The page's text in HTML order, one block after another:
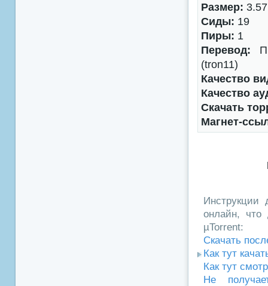
Размер:
Сиды: 19
Пиры: 1
Перевод:
(tron11)
Качество
Качество
Скачать
Магнет-
Инструкции
онлайн, что
µTorrent:
Скачать
Как тут
Как тут
Не